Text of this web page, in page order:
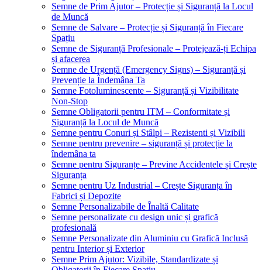
Semne de Prim Ajutor – Protecție și Siguranță la Locul
de Muncă
Semne de Salvare – Protecție și Siguranță în Fiecare
Spațiu
Semne de Siguranță Profesionale – Protejează-ți Echipa
și afacerea
Semne de Urgență (Emergency Signs) – Siguranță și
Prevenție la Îndemâna Ta
Semne Fotoluminescente – Siguranță și Vizibilitate
Non-Stop
Semne Obligatorii pentru ITM – Conformitate și
Siguranță la Locul de Muncă
Semne pentru Conuri și Stâlpi – Rezistenti și Vizibili
Semne pentru prevenire – siguranță și protecție la
îndemâna ta
Semne pentru Siguranțe – Previne Accidentele și Crește
Siguranța
Semne pentru Uz Industrial – Crește Siguranța în
Fabrici și Depozite
Semne Personalizabile de Înaltă Calitate
Semne personalizate cu design unic și grafică
profesională
Semne Personalizate din Aluminiu cu Grafică Inclusă
pentru Interior și Exterior
Semne Prim Ajutor: Vizibile, Standardizate și